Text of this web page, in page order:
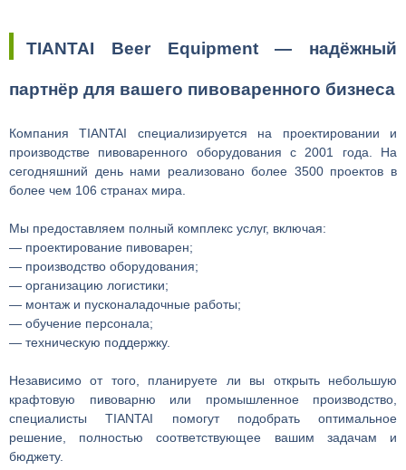
TIANTAI Beer Equipment — надёжный
партнёр для вашего пивоваренного бизнеса
Компания TIANTAI специализируется на проектировании и
производстве пивоваренного оборудования с 2001 года. На
сегодняшний день нами реализовано более 3500 проектов в
более чем 106 странах мира.
Мы предоставляем полный комплекс услуг, включая:
— проектирование пивоварен;
— производство оборудования;
— организацию логистики;
— монтаж и пусконаладочные работы;
— обучение персонала;
— техническую поддержку.
Независимо от того, планируете ли вы открыть небольшую
крафтовую пивоварню или промышленное производство,
специалисты TIANTAI помогут подобрать оптимальное
решение, полностью соответствующее вашим задачам и
бюджету.